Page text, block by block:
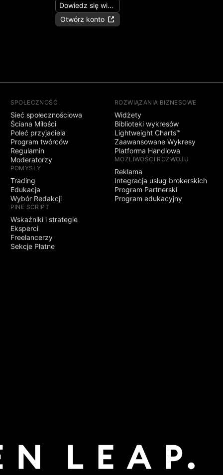
Dowiedz się więcej
Otwórz konto
SPOŁECZNOŚĆ
Sieć społecznościowa
Ściana Miłości
Poleć przyjaciela
Program twórców
Regulamin
Moderatorzy
POMYSŁY
Trading
Edukacja
Wybór Redakcji
PINE SCRIPT
Wskaźniki i strategie
Eksperci
Freelancerzy
Sekcje Płatne
ROZWIĄZANIA BIZNESOWE
Widżety
Biblioteki wykresów
Lightweight Charts™
Zaawansowane Wykresy
Platforma Handlowa
MOŻLIWOŚCI ROZWOJU
Reklama
Integracja usług brokerskich
Program Partnerski
Program edukacyjny